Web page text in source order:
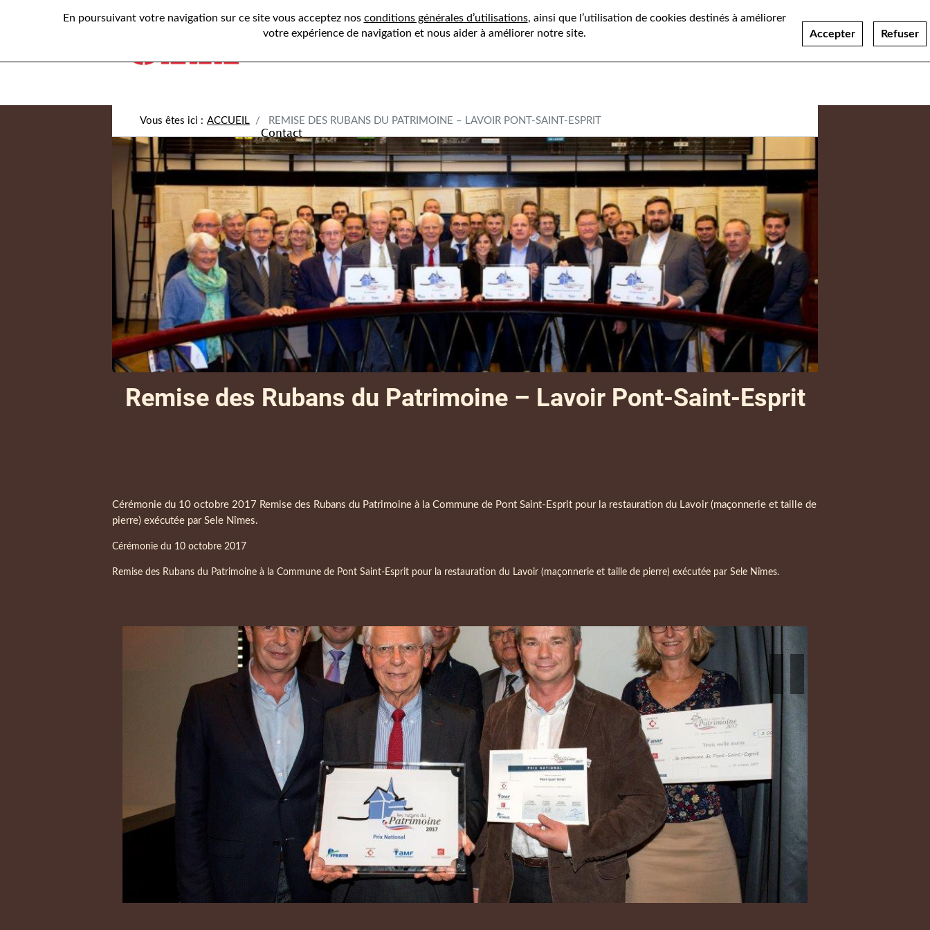
En poursuivant votre navigation sur ce site vous acceptez nos conditions générales d’utilisations, ainsi que l’utilisation de cookies destinés à améliorer
votre expérience de navigation et nous aider à améliorer notre site.
Accepter Refuser
Présentation Savoir-faire Références Par régions
Contact
ACCUEIL REMISE DES RUBANS DU PATRIMOINE – LAVOIR PONT-SAINT-ESPRIT
Bannière
Remise des Rubans du Patrimoine – Lavoir Pont-Saint-Esprit
Corps
Cérémonie du 10 octobre 2017 Remise des Rubans du Patrimoine à la Commune de Pont Saint-Esprit pour la restauration du Lavoir (maçonnerie et taille de
pierre) exécutée par Sele Nîmes.
Paragraphes
Cérémonie du 10 octobre 2017
Remise des Rubans du Patrimoine à la Commune de Pont Saint-Esprit pour la restauration du Lavoir (maçonnerie et taille de pierre) exécutée par Sele Nîmes.